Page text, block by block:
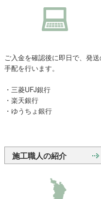
ご入金を確認後に即日で、発
手配を行います。
・三菱UFJ銀行
・楽天銀行
・ゆうちょ銀行
施工職人の紹介